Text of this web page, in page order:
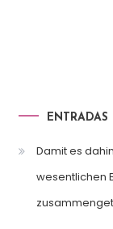
ENTRADAS
Damit es
wesentlichen